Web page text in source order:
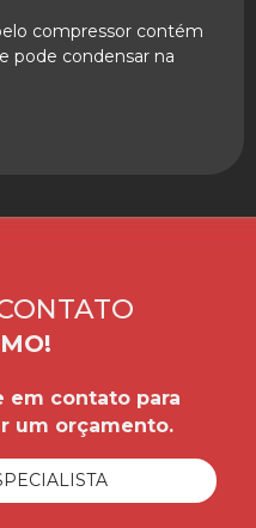
compressor contém
pode condensar na
em contato para
um orçamento.